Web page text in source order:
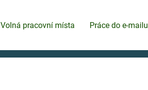
Volná pracovní místa Práce do e-mailu